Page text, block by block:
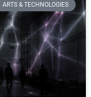
ARTS & TECHNOLOGIES